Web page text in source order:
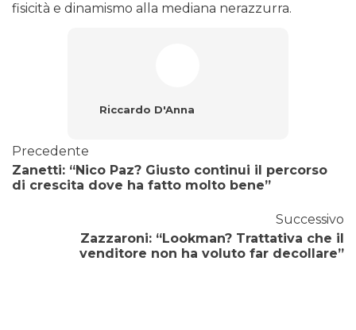
fisicità e dinamismo alla mediana nerazzurra.
Riccardo D'Anna
Precedente
Zanetti: “Nico Paz? Giusto continui il percorso
di crescita dove ha fatto molto bene”
Successivo
Zazzaroni: “Lookman? Trattativa che il
venditore non ha voluto far decollare”